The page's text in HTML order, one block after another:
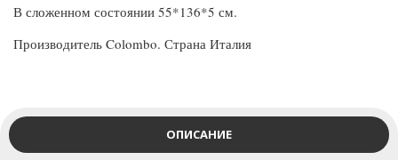
В сложенном состоянии 55*136*5 см.
Производитель Colombo. Страна Италия
ОПИСАНИЕ